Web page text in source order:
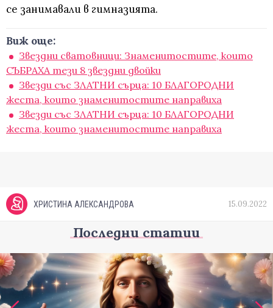
се занимавали в гимназията.
Виж още:
Звездни сватовници: Знаменитостите, които
СЪБРАХА тези 8 звездни двойки
Звезди със ЗЛАТНИ сърца: 10 БЛАГОРОДНИ
жеста, които знаменитостите направиха
Звезди със ЗЛАТНИ сърца: 10 БЛАГОРОДНИ
жеста, които знаменитостите направиха
ХРИСТИНА АЛЕКСАНДРОВА 15.09.2022
Последни статии